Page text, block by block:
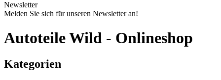
Newsletter
Melden Sie sich für unseren Newsletter an!
Autoteile Wild - Onlineshop
Kategorien